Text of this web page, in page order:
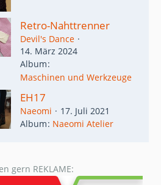
Retro-Nahttrenner
Devil's Dance
14. März 2024
Album
Maschinen und Werkzeuge
EH17
Naeomi
17. Juli 2021
Album Naeomi Atelier
gern REKLAME: